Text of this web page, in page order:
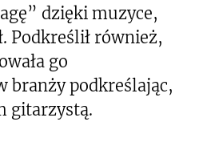
dzięki muzyce,
Podkreślił również,
go
branży podkreślając,
gitarzystą.